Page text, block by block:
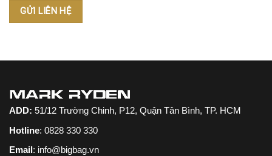
ADD: 51/12 Trường Chinh, P12, Quận Tân Bình, TP. HCM
Hotline: 0828 330 330
Email: info@bigbag.vn